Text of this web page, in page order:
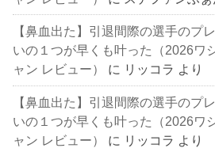
【鼻血出た】引退間際の選手のプ
いの１つが早くも叶った（2026ワ
ャン レビュー）
に リッコラ より
【鼻血出た】引退間際の選手のプ
いの１つが早くも叶った（2026ワ
ャン レビュー）
に リッコラ より